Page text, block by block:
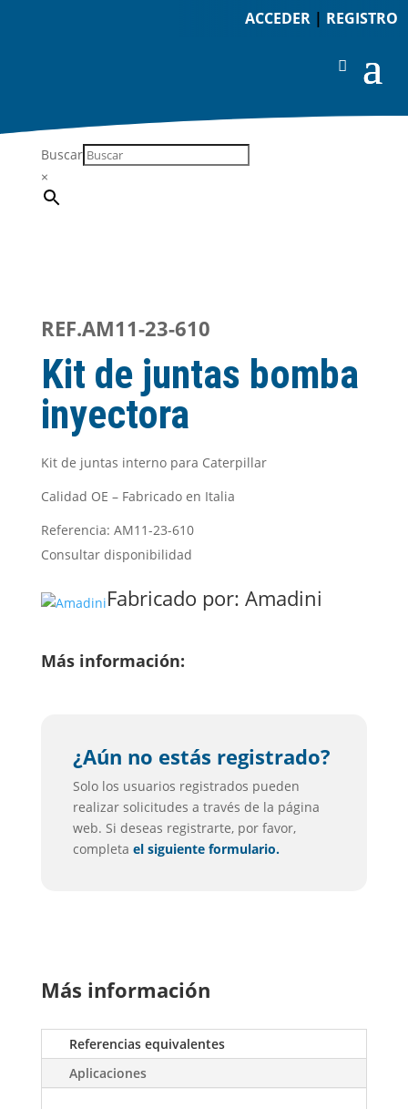
ACCEDER| REGISTRO
Buscar
×
REF.AM11-23-610
Kit de juntas bomba
inyectora
Kit de juntas interno para Caterpillar
Calidad OE – Fabricado en Italia
Referencia: AM11-23-610
Consultar disponibilidad
Fabricado por: Amadini
Más información:
¿Aún no estás registrado?
Solo los usuarios registrados pueden
realizar solicitudes a través de la página
web. Si deseas registrarte, por favor,
completa el siguiente formulario.
Más información
Referencias equivalentes
Aplicaciones